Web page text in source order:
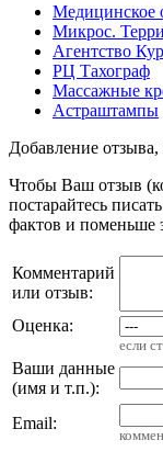
Медицинское
Микрос.
Агентство
РЦ Тахограф
Массажные
Астраштампы
Добавление
Чтобы Ваш отзыв
постарайтесь
фактов и поменьше
Комментарий
или отзыв:
Оценка:
если
Ваши данные
(имя и т.п.):
Email: